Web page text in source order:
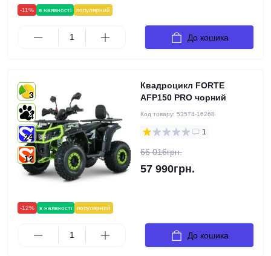
-11% в наявності популярний
До кошика
-12% в наявності популярний
3
4
24
12
Квадроцикл FORTE
AFP150 PRO чорний
Код товару: 53574-16268
1
66 016грн.
57 990грн.
До кошика